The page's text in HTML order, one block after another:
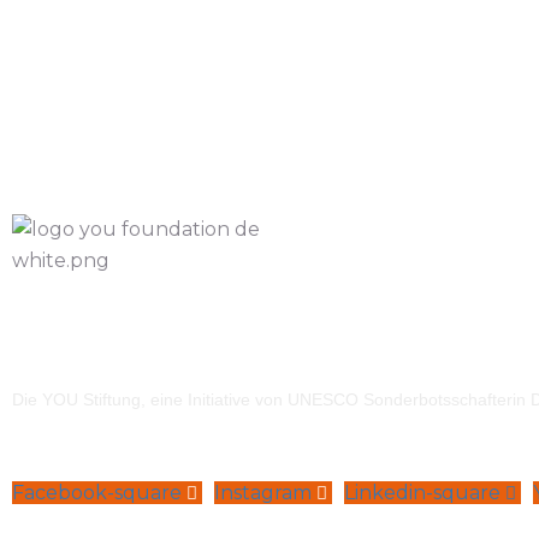
Facebook-square Instagram Linkedin-square